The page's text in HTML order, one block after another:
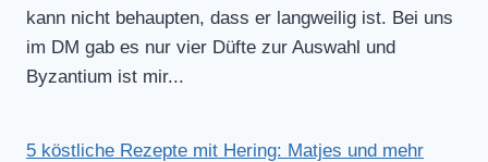
kann nicht behaupten, dass er langweilig ist. Bei uns
im DM gab es nur vier Düfte zur Auswahl und
Byzantium ist mir...
5 köstliche Rezepte mit Hering: Matjes und mehr